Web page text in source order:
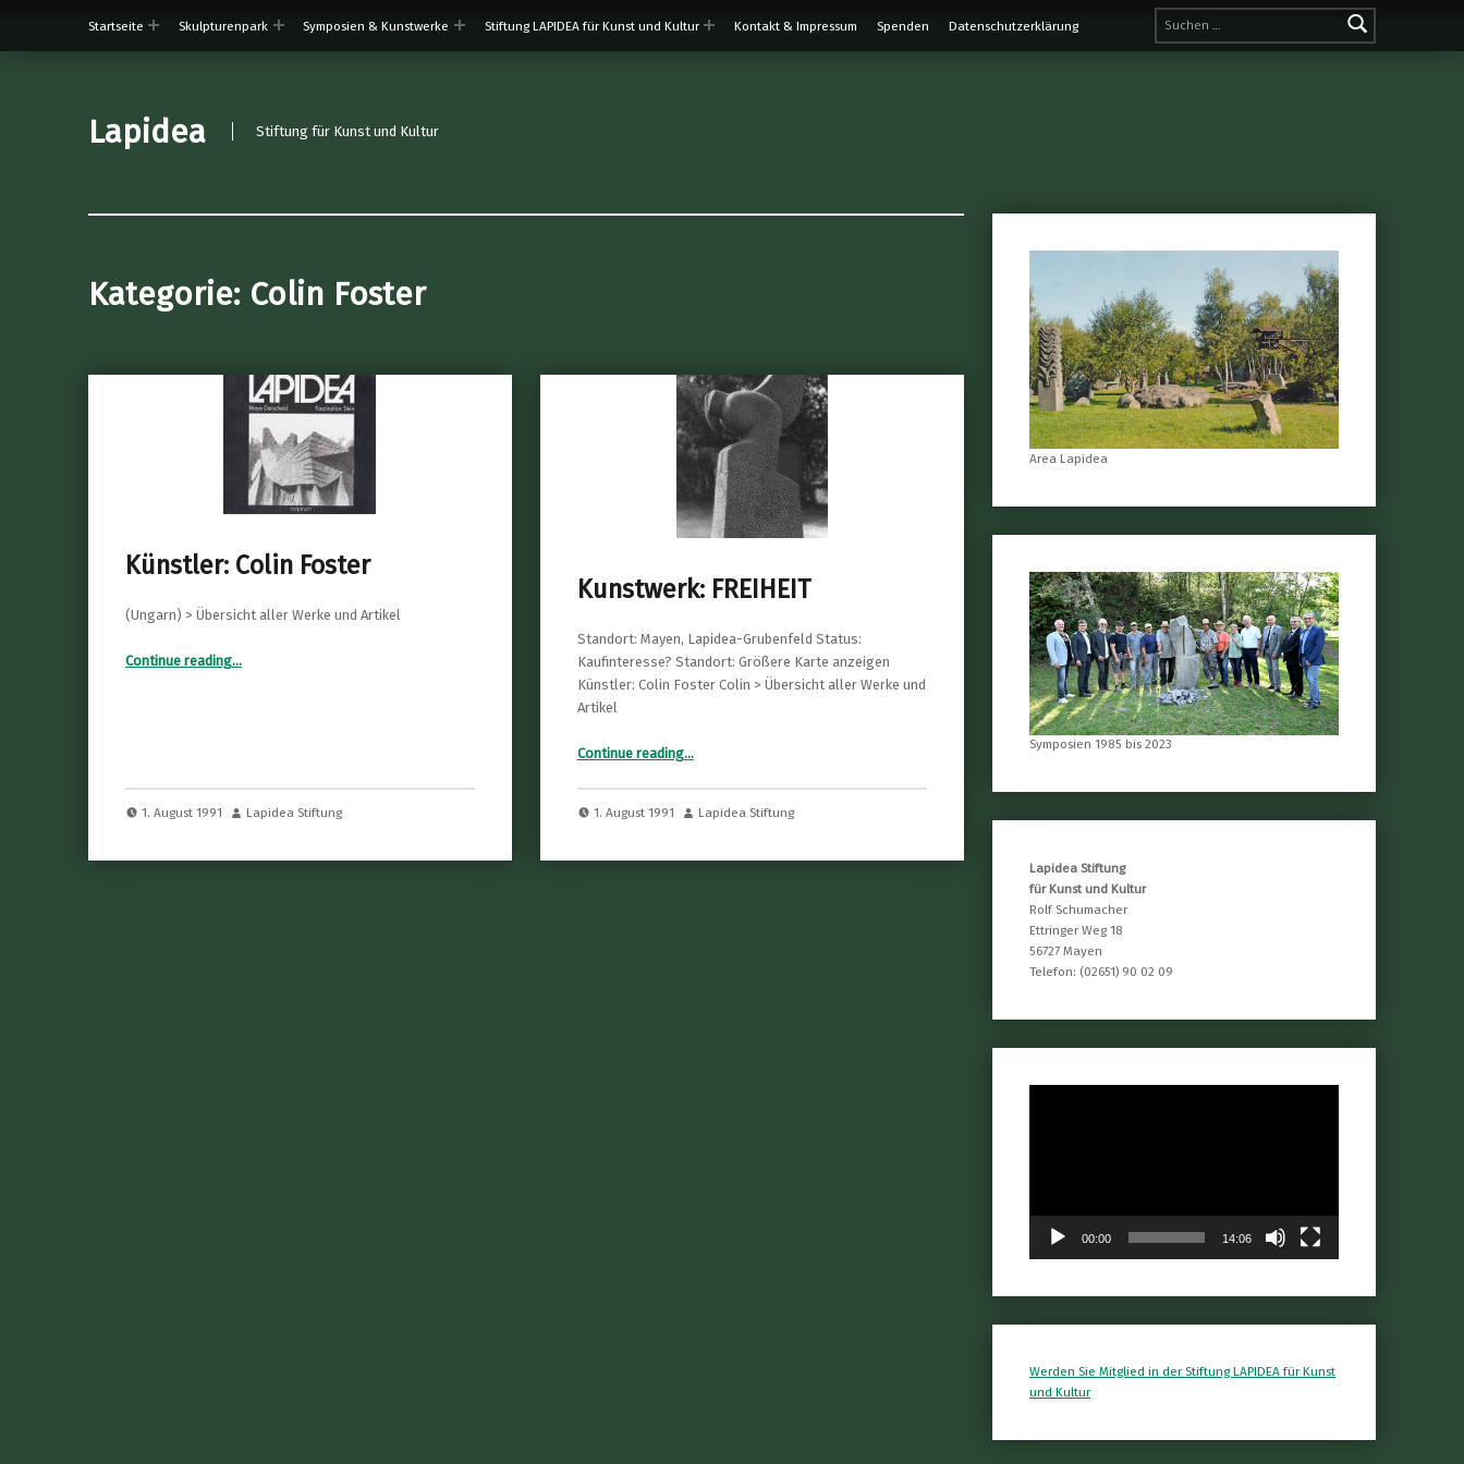
Suchen nach:
Startseite
Skulpturenpark Symposien & Kunstwerke Stiftung LAPIDEA für Kunst und Kultur Kontakt & Impressum Spenden Datenschutzerklärung
Lapidea Stiftung für Kunst und Kultur
Kategorie: Colin Foster
Künstler: Colin Foster
(Ungarn) > Übersicht aller Werke und Artikel
Continue reading…
1. August 1991 Lapidea Stiftung
Kunstwerk: FREIHEIT
Standort: Mayen, Lapidea-Grubenfeld Status:
Kaufinteresse? Standort: Größere Karte anzeigen
Künstler: Colin Foster Colin > Übersicht aller Werke und
Artikel
Continue reading…
1. August 1991 Lapidea Stiftung
Area Lapidea
Symposien 1985 bis 2023
Lapidea Stiftung
für Kunst und Kultur
Rolf Schumacher
Ettringer Weg 18
56727 Mayen
Telefon: (02651) 90 02 09
00:00 14:06
Werden Sie Mitglied in der Stiftung LAPIDEA für Kunst
und Kultur